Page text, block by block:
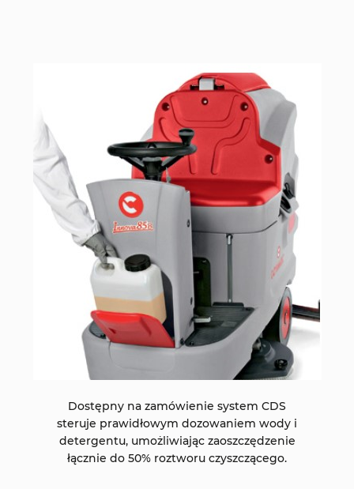
Dostępny na zamówienie system CDS
steruje prawidłowym dozowaniem wody i
detergentu, umożliwiając zaoszczędzenie
łącznie do 50% roztworu czyszczącego.